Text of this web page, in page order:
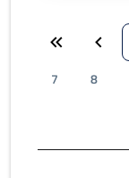
7
8